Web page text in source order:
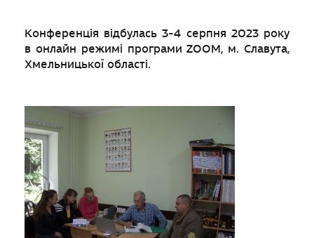
Конференція відбулась 3-4 серпня 2023 року
в онлайн режимі програми ZOOM, м. Славута,
Хмельницької області.